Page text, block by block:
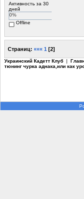
Активность за 30
дней
0%
Offline
Страниц: ««« 1 [2]
Украинский Кадетт Клуб |
тюнинг чурка аднака,или как